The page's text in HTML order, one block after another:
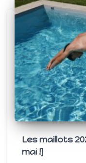
Les maillots
mai !]